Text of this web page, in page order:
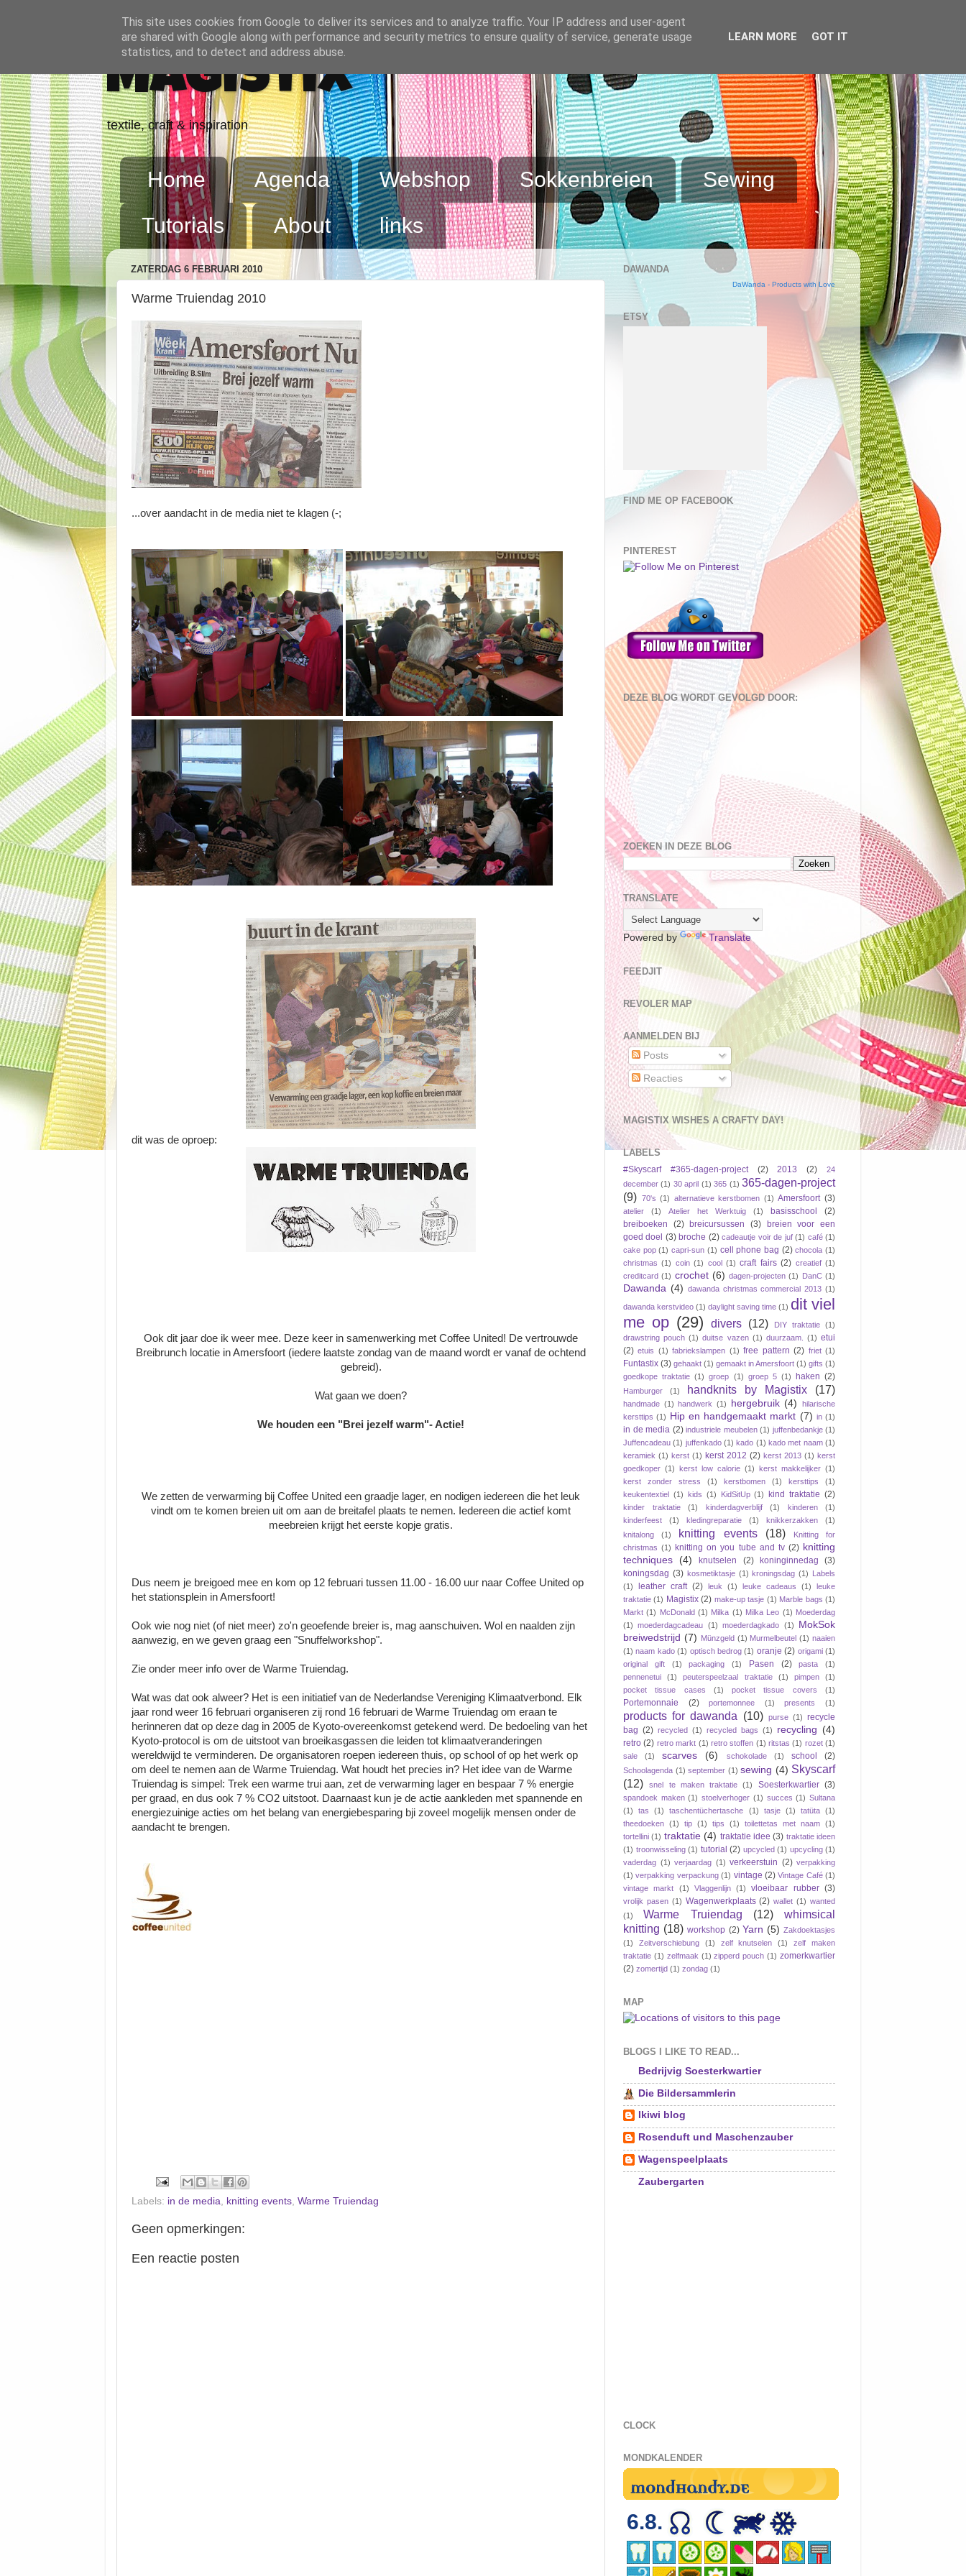
Magistix
textile, craft & inspiration
Home Agenda Webshop Sokkenbreien
Sewing
Tutorials
About links
ZATERDAG 6 FEBRUARI 2010
Warme Truiendag 2010
...over aandacht in de media niet te klagen (-;
dit was de oproep:
Ook dit jaar doe ik weer mee. Deze keer in samenwerking met Coffee United! De vertrouwde
Breibrunch locatie in Amersfoort (iedere laatste zondag van de maand wordt er vanaf de ochtend
gebreid).
Wat gaan we doen?
We houden een "Brei jezelf warm"- Actie!
We zetten de verwarming bij Coffee United een graadje lager, en nodigen iedereen die het leuk
vindt om te komen breien uit om aan de breitafel plaats te nemen. Iedereen die actief komt
meebreien krijgt het eerste kopje gratis.
Dus neem je breigoed mee en kom op 12 februari tussen 11.00 - 16.00 uur naar Coffee United op
het stationsplein in Amersfoort!
Ook wie nog niet (of niet meer) zo'n geoefende breier is, mag aanschuiven. Wol en naalden zijn
aanwezig, en we geven graag een "Snuffelworkshop".
Zie onder meer info over de Warme Truiendag.
Wat was dat ook alweer? Het is een initiatief van de Nederlandse Vereniging Klimaatverbond. Elk
jaar rond weer 16 februari organiseren zij rond 16 februari de Warme Truiendag om eraan te
herinneren dat op deze dag in 2005 de Kyoto-overeenkomst getekend werd. De bedoeling van het
Kyoto-protocol is om de uitstoot van broeikasgassen die leiden tot klimaatveranderingen
wereldwijd te verminderen. De organisatoren roepen iedereen thuis, op school of op het werk op
om deel te nemen aan de Warme Truiendag. Wat houdt het precies in? Het idee van de Warme
Truiendag is simpel: Trek een warme trui aan, zet de verwarming lager en bespaar 7 % energie
per graad, en dus ook 7 % CO2 uitstoot. Daarnaast kun je de actie aankleden met spannende en
energiezuinige acties om het belang van energiebesparing bji zoveel mogelijk mensen onder de
aandacht te brengen.
Labels: in de media knitting events Warme Truiendag
Geen opmerkingen:
Een reactie posten
DAWANDA
DaWanda - Products with Love
ETSY
FIND ME OP FACEBOOK
PINTEREST
DEZE BLOG WORDT GEVOLGD DOOR:
ZOEKEN IN DEZE BLOG
TRANSLATE
Powered by Translate
FEEDJIT
REVOLER MAP
AANMELDEN BIJ
Posts
Reacties
MAGISTIX WISHES A CRAFTY DAY!
LABELS
#Skyscarf #365-dagen-project (2) 2013 (2)
24
december (1) 30 april (1) 365 (1) 365-dagen-project
(9) 70's (1) alternatieve kerstbomen (1) Amersfoort (3)
atelier (1) Atelier het Werktuig (1) basisschool
(2)
breiboeken
(2) breicursussen (3) breien voor een
goed doel (3) broche (2) cadeautje voir de juf (1) café (1)
cake pop (1) capri-sun (1) cell phone bag (2) chocola (1)
christmas (1) coin (1) cool (1) craft fairs (2) creatief (1)
creditcard (1) crochet (6) dagen-projecten (1) DanC (1)
Dawanda (4) dawanda christmas commercial 2013 (1)
dawanda kerstvideo (1) daylight saving time (1) dit viel
me op (29) divers (12) DIY traktatie (1)
drawstring pouch (1) duitse vazen (1) duurzaam. (1) etui
(2) etuis (1) fabriekslampen (1) free pattern (2) friet (1)
Funtastix (3) gehaakt (1) gemaakt in Amersfoort (1) gifts (1)
goedkope traktatie (1) groep (1) groep 5 (1) haken (2)
Hamburger (1) handknits by Magistix (17)
handmade (1) handwerk (1) hergebruik (4)
hilarische
kersttips (1) Hip en handgemaakt markt (7) in (1)
in de media (2) industriele meubelen (1) juffenbedankje (1)
Juffencadeau (1) juffenkado (1) kado (1) kado met naam (1)
keramiek (1) kerst (1) kerst 2012 (2) kerst 2013 (1) kerst
goedkoper (1) kerst low calorie (1) kerst makkelijker (1)
kerst zonder stress
(1) kerstbomen (1) kersttips
(1)
keukentextiel (1) kids (1) KidSitUp (1) kind traktatie (2)
kinder traktatie (1) kinderdagverblijf (1) kinderen
(1)
kinderfeest
(1) kledingreparatie (1) knikkerzakken
(1)
knitalong
(1) knitting events (18)
Knitting for
christmas (1) knitting on you tube and tv (2) knitting
techniques
(4) knutselen (2) koninginnedag
(3)
koningsdag (3) kosmetiktasje (1) kroningsdag (1) Labels
(1)
leather craft (2) leuk (1) leuke cadeaus (1)
leuke
traktatie (1) Magistix (2) make-up tasje (1) Marble bags (1)
Markt (1) McDonald (1) Milka (1) Milka Leo (1) Moederdag
(1)
moederdagcadeau (1) moederdagkado (1)
MokSok
breiwedstrijd (7) Münzgeld (1) Murmelbeutel (1) naaien
(1) naam kado (1) optisch bedrog (1) oranje (2) origami (1)
original gift
(1) packaging (1) Pasen (2) pasta
(1)
pennenetui
(1) peuterspeelzaal traktatie (1) pimpen
(1)
pocket tissue cases
(1) pocket tissue covers (1)
Portemonnaie (2) portemonnee (1) presents (1)
products for dawanda (10) purse (1) recycle
bag (2) recycled (1) recycled bags (1) recycling (4)
retro (2) retro markt (1) retro stoffen (1) ritstas (1) rozet (1)
sale
(1) scarves (6) schokolade (1) school (2)
Schoolagenda (1) september (1) sewing (4) Skyscarf
(12)
snel te maken traktatie (1) Soesterkwartier (3)
spandoek maken (1) stoelverhoger (1) succes (1) Sultana
(1)
tas (1) taschentüchertasche (1) tasje (1) tatüta (1)
theedoeken (1) tip (1) tips (1) toilettetas met naam (1)
tortellini (1) traktatie (4) traktatie idee (3) traktatie ideen
(1) troonwisseling (1) tutorial (2) upcycled (1) upcycling (1)
vaderdag (1) verjaardag (1) verkeerstuin (2) verpakking
(1) verpakking verpackung (1) vintage (2) Vintage Café (1)
vintage markt
(1) Vlaggenlijn (1) vloeibaar rubber (3)
vrolijk pasen (1) Wagenwerkplaats (2) wallet (1) wanted
(1)
Warme Truiendag (12)
whimsical
knitting (18) workshop (2) Yarn (5) Zakdoektasjes
(1)
Zeitverschiebung (1) zelf knutselen (1)
zelf maken
traktatie (1) zelfmaak (1) zipperd pouch (1) zomerkwartier
(2) zomertijd (1) zondag (1)
MAP
BLOGS I LIKE TO READ...
Bedrijvig Soesterkwartier
Die Bildersammlerin
Ikiwi blog
Rosenduft und Maschenzauber
Wagenspeelplaats
Zaubergarten
CLOCK
MONDKALENDER
This site uses cookies from Google to deliver its services and to analyze traffic. Your IP address and user-agent
are shared with Google along with performance and security metrics to ensure quality of service, generate usage
statistics, and to detect and address abuse.
LEARN MORE GOT IT